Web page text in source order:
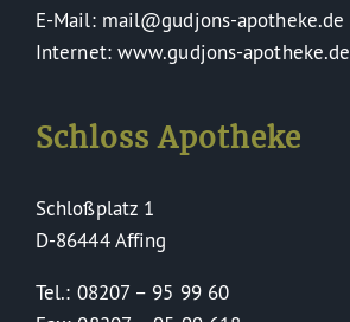
E-Mail: mail@gudjons-apotheke.de
Internet: www.gudjons-apotheke.de
Schloss Apotheke
Schloßplatz 1
D-86444 Affing
Tel.: 08207 – 95 99 60